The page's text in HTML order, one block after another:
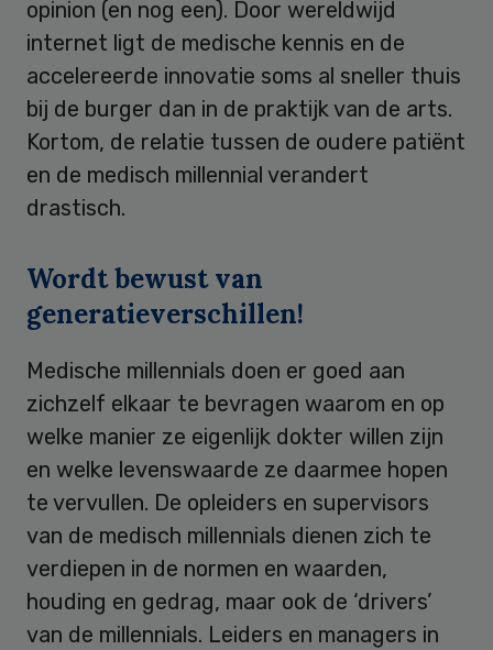
opinion (en nog een). Door wereldwijd
internet ligt de medische kennis en de
accelereerde innovatie soms al sneller thuis
bij de burger dan in de praktijk van de arts.
Kortom, de relatie tussen de oudere patiënt
en de medisch millennial verandert
drastisch.
Wordt bewust van
generatieverschillen!
Medische millennials doen er goed aan
zichzelf elkaar te bevragen waarom en op
welke manier ze eigenlijk dokter willen zijn
en welke levenswaarde ze daarmee hopen
te vervullen. De opleiders en supervisors
van de medisch millennials dienen zich te
verdiepen in de normen en waarden,
houding en gedrag, maar ook de ‘drivers’
van de millennials. Leiders en managers in